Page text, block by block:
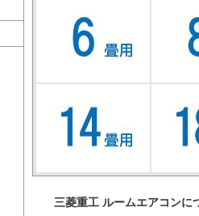
三菱重工 ルームエアコンに